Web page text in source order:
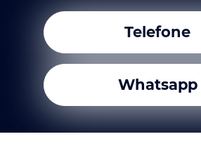
Telefone
Whatsapp